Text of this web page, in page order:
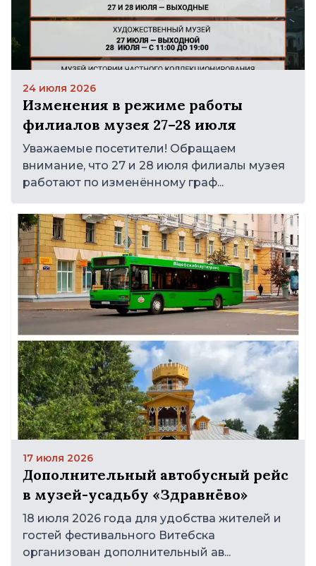
24 июля 2026
Изменения в режиме работы
филиалов музея 27–28 июля
Уважаемые посетители! Обращаем
внимание, что 27 и 28 июля филиалы музея
работают по изменённому граф...
17 июля 2026
Дополнительный автобусный рейс
в музей-усадьбу «Здравнёво»
18 июля 2026 года для удобства жителей и
гостей фестивального Витебска
организован дополнительный ав...